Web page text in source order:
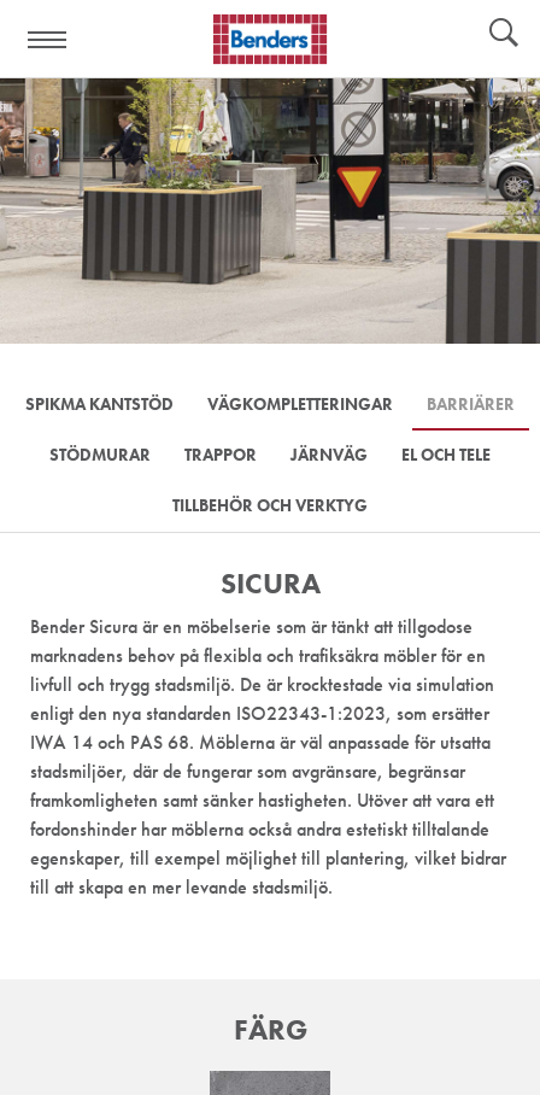
SPIKMA KANTSTÖD VÄGKOMPLETTERINGAR BARRIÄRER
STÖDMURAR TRAPPOR JÄRNVÄG EL OCH TELE
TILLBEHÖR OCH VERKTYG
SICURA
Bender Sicura är en möbelserie som är tänkt att tillgodose
marknadens behov på flexibla och trafiksäkra möbler för en
livfull och trygg stadsmiljö. De är krocktestade via simulation
enligt den nya standarden ISO22343-1:2023, som ersätter
IWA 14 och PAS 68. Möblerna är väl anpassade för utsatta
stadsmiljöer, där de fungerar som avgränsare, begränsar
framkomligheten samt sänker hastigheten. Utöver att vara ett
fordonshinder har möblerna också andra estetiskt tilltalande
egenskaper, till exempel möjlighet till plantering, vilket bidrar
till att skapa en mer levande stadsmiljö.
FÄRG